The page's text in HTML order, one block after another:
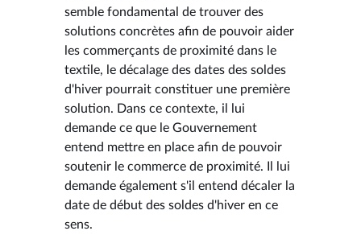
semble fondamental de trouver des
solutions concrètes afin de pouvoir aider
les commerçants de proximité dans le
textile, le décalage des dates des soldes
d'hiver pourrait constituer une première
solution. Dans ce contexte, il lui
demande ce que le Gouvernement
entend mettre en place afin de pouvoir
soutenir le commerce de proximité. Il lui
demande également s'il entend décaler la
date de début des soldes d'hiver en ce
sens.